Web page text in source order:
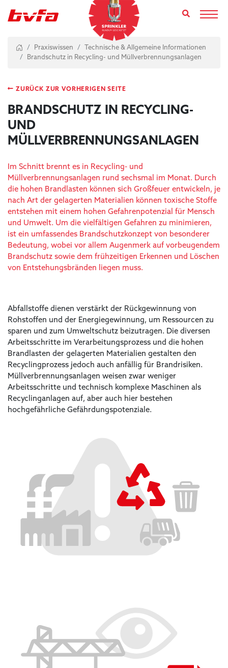
Praxiswissen
Technische & Allgemeine Informationen
Brandschutz in Recycling- und Müllverbrennungsanlagen
ZURÜCK ZUR VORHERIGEN SEITE
BRANDSCHUTZ IN RECYCLING-
UND
MÜLLVERBRENNUNGSANLAGEN
Im Schnitt brennt es in Recycling- und
Müllverbrennungsanlagen rund sechsmal im Monat. Durch
die hohen Brandlasten können sich Großfeuer entwickeln, je
nach Art der gelagerten Materialien können toxische Stoffe
entstehen mit einem hohen Gefahrenpotenzial für Mensch
und Umwelt. Um die vielfältigen Gefahren zu minimieren,
ist ein umfassendes Brandschutzkonzept von besonderer
Bedeutung, wobei vor allem Augenmerk auf vorbeugendem
Brandschutz sowie dem frühzeitigen Erkennen und Löschen
von Entstehungsbränden liegen muss.
Abfallstoffe dienen verstärkt der Rückgewinnung von
Rohstoffen und der Energiegewinnung, um Ressourcen zu
sparen und zum Umweltschutz beizutragen. Die diversen
Arbeitsschritte im Verarbeitungsprozess und die hohen
Brandlasten der gelagerten Materialien gestalten den
Recyclingprozess jedoch auch anfällig für Brandrisiken.
Müllverbrennungsanlagen weisen zwar weniger
Arbeitsschritte und technisch komplexe Maschinen als
Recyclinganlagen auf, aber auch hier bestehen
hochgefährliche Gefährdungspotenziale.